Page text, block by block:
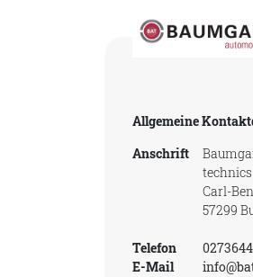
Allgemeine
Anschrift
Carl-
57299
Telefon
E-Mail